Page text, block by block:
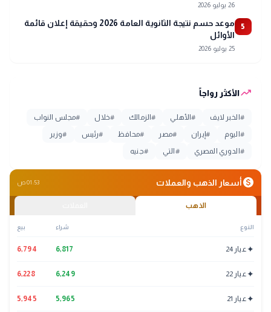
26 يوليو 2026
5
موعد حسم نتيجة الثانوية العامة 2026 وحقيقة إعلان قائمة
الأوائل
25 يوليو 2026
trending_upالأكثر رواجاً
#الخبر لايف #الأهلي #الزمالك #خلال #مجلس النواب
#اليوم #إيران #مصر #محافظ #رئيس #وزير
#الدوري المصري #التي #جنيه
monetization_onأسعار الذهب والعملات 01:53 ص
الذهب
النوع شراء بيع
✦ عيار 24 6,817
6,794
✦ عيار 22 6,249
6,228
✦ عيار 21 5,965
5,945